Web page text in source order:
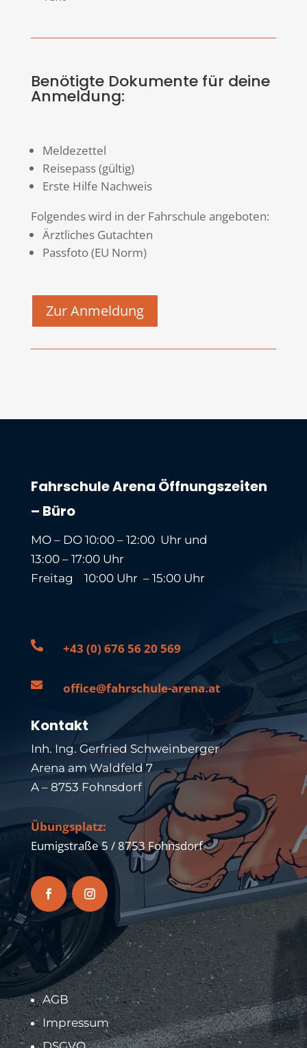
Benötigte Dokumente für deine
Anmeldung:
Meldezettel
Reisepass (gültig)
Erste Hilfe Nachweis
Folgendes wird in der Fahrschule angeboten:
Ärztliches Gutachten
Passfoto (EU Norm)
Zur Anmeldung
Fahrschule Arena Öffnungszeiten
– Büro
MO – DO 10:00 – 12:00 Uhr und
13:00 – 17:00 Uhr
Freitag 10:00 Uhr – 15:00 Uhr
 +43 (0) 676 56 20 569
 office@fahrschule-arena.at
Kontakt
Inh. Ing. Gerfried Schweinberger
Arena am Waldfeld 7
A – 8753 Fohnsdorf
Übungsplatz:
Eumigstraße 5 / 8753 Fohnsdorf
AGB
Impressum